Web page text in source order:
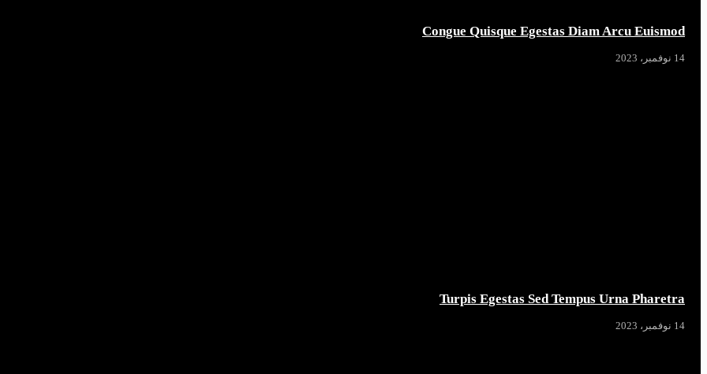
Congue Quisque Egestas Diam Arcu Euismod
14 نوفمبر، 2023
Turpis Egestas Sed Tempus Urna Pharetra
14 نوفمبر، 2023